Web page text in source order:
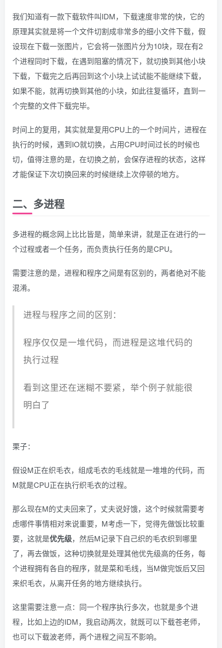
我们知道有一款下载软件叫IDM，下载速度非常的快，它的
原理其实就是将一个文件切割成非常多的细小文件下载，假
设现在下载一张图片，它会将一张图片分为10块，现在有2
个进程同时下载，在遇到阻塞的情况下，就切换到其他小块
下载，下载完之后再回到这个小块上试试能不能继续下载，
如果不能，就再切换到其他的小块，如此往复循环，直到一
个完整的文件下载完毕。
时间上的复用，其实就是复用CPU上的一个时间片，进程在
执行的时候，遇到IO就切换，占用CPU时间过长的时候也
切，值得注意的是，在切换之前，会保存进程的状态，这样
才能保证下次切换回来的时候继续上次停顿的地方。
二、多进程
多进程的概念网上比比皆是，简单来讲，就是正在进行的一
个过程或者一个任务，而负责执行任务的是CPU。
需要注意的是，进程和程序之间是有区别的，两者绝对不能
混淆。
进程与程序之间的区别：
程序仅仅是一堆代码，而进程是这堆代码的
执行过程
看到这里还在迷糊不要紧，举个例子就能很
明白了
栗子：
假设M正在织毛衣，组成毛衣的毛线就是一堆堆的代码，而
M就是CPU正在执行织毛衣的过程。
那么现在M的丈夫回来了，丈夫说好饿，这个时候就需要考
虑哪件事情相对来说重要，M考虑一下，觉得先做饭比较重
要，这就是优先级，然后M记录下自己织的毛衣织到哪里
了，再去做饭，这种切换就是处理其他优先级高的任务，每
个进程拥有各自的程序，就是菜和毛线，当M做完饭后又回
来织毛衣，从离开任务的地方继续执行。
这里需要注意一点：同一个程序执行多次，也就是多个进
程，比如上边的IDM，我启动两次，就既可以下载苍老师，
也可以下载波老师，两个进程之间互不影响。